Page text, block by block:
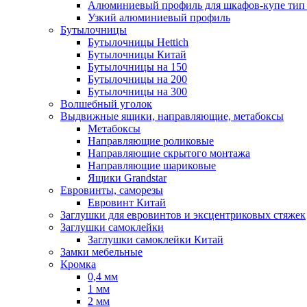
Алюминиевый профиль для шкафов-купе
Узкий алюминиевый профиль
Бутылочницы
Бутылочницы Hettich
Бутылочницы Китай
Бутылочницы на 150
Бутылочницы на 200
Бутылочницы на 300
Волшебный уголок
Выдвижные ящики, направляющие, метабоксы
Метабоксы
Направляющие роликовые
Направляющие скрытого монтажа
Направляющие шариковые
Ящики Grandstar
Евровинты, саморезы
Евровинт Китай
Заглушки для евровинтов и эксцентриковых стяжек
Заглушки самоклейки
Заглушки самоклейки Китай
Замки мебельные
Кромка
0,4 мм
1 мм
2 мм